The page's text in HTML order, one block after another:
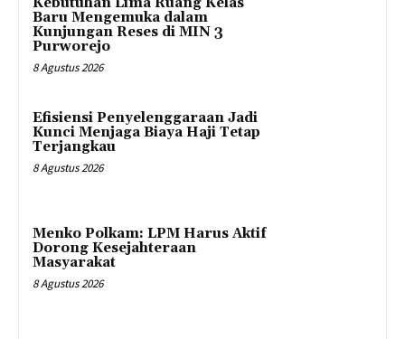
Baru Mengemuka dalam
Kunjungan Reses di MIN 3
Purworejo
8 Agustus 2026
Efisiensi Penyelenggaraan Jadi
Kunci Menjaga Biaya Haji Tetap
Terjangkau
8 Agustus 2026
Menko Polkam: LPM Harus Aktif
Dorong Kesejahteraan
Masyarakat
8 Agustus 2026